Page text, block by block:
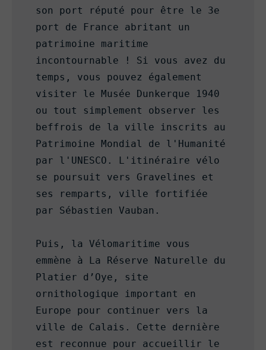
son port réputé pour être le 3e
port de France abritant un
patrimoine maritime
incontournable ! Si vous avez du
temps, vous pouvez également
visiter le Musée Dunkerque 1940
ou tout simplement observer les
beffrois de la ville inscrits au
Patrimoine Mondial de l'Humanité
par l'UNESCO. L'itinéraire vélo
se poursuit vers Gravelines et
ses remparts, ville fortifiée
par Sébastien Vauban.
Puis, la Vélomaritime vous
emmène à La Réserve Naturelle du
Platier d’Oye, site
ornithologique important en
Europe pour continuer vers la
ville de Calais. Cette dernière
est reconnue pour accueillir le